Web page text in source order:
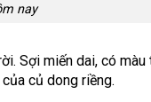
nay
Sợi miến dai, có
củ dong riềng.